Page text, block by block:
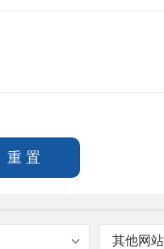
其他网站